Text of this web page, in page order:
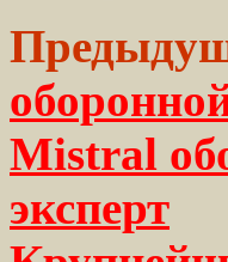
Mistral
эксперт